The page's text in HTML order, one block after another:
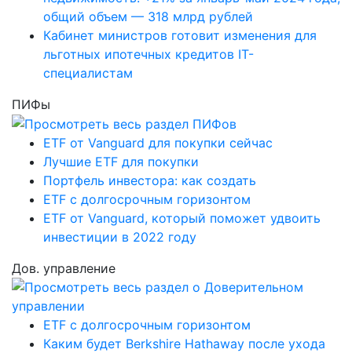
общий объем — 318 млрд рублей
Кабинет министров готовит изменения для
льготных ипотечных кредитов IT-
специалистам
ПИФы
ETF от Vanguard для покупки сейчас
Лучшие ETF для покупки
Портфель инвестора: как создать
ETF с долгосрочным горизонтом
ETF от Vanguard, который поможет удвоить
инвестиции в 2022 году
Дов. управление
ETF с долгосрочным горизонтом
Каким будет Berkshire Hathaway после ухода